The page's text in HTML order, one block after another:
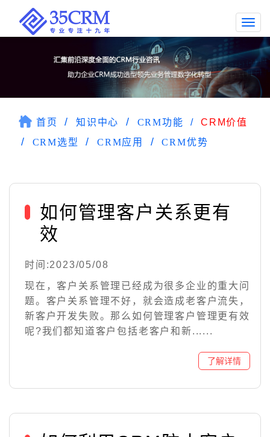
首页 知识中心 CRM功能
CRM价值
CRM选型
CRM应用 CRM优势
如何管理客户关系更有
效
时间:2023/05/08
现在，客户关系管理已经成为很多企业的重大问
题。客户关系管理不好，就会造成老客户流失，
新客户开发失败。那么如何管理客户管理更有效
呢?我们都知道客户包括老客户和新......